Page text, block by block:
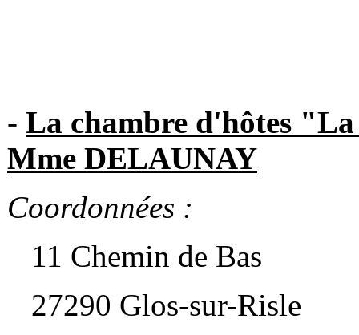
- La chambre d'hôtes
Mme DELAUNAY
Coordonnées :
11 Chemin de Bas
27290 Glos-sur-Risle